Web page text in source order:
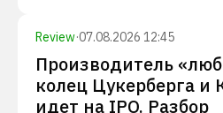
Review·07.08.2026 12:45
Производитель
колец Цукерберга и
идет на IPO. Разбор